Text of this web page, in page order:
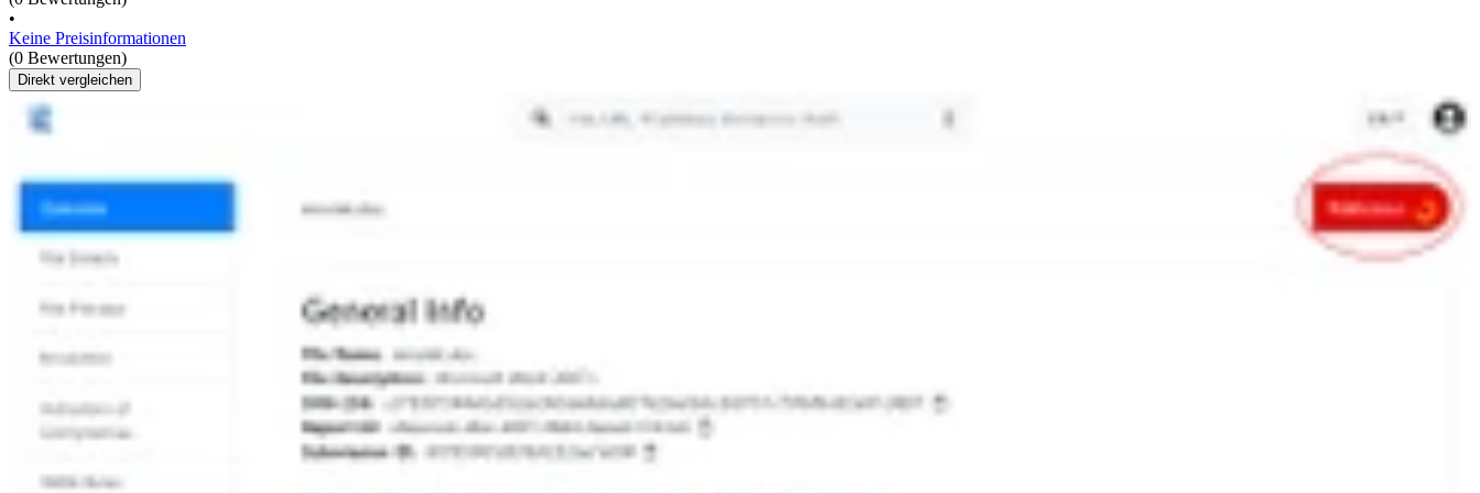
•
Keine Preisinformationen
(0 Bewertungen)
Direkt vergleichen